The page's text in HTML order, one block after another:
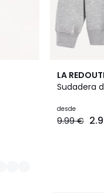
LA
Sudadera
desde
9.99 €
7
Colores